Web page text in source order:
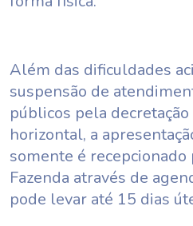
Além das dificuldades
suspensão de
públicos pela
horizontal, a
somente é recepcionado
Fazenda através de
pode levar até 15 dias